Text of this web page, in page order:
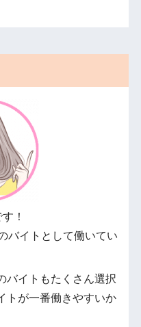
！
バイトとして働いてい
バイトもたくさん選択
トが一番働きやすいか